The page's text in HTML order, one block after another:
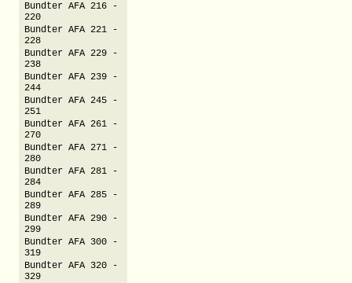
Bundter AFA 216 -
220
Bundter AFA 221 -
228
Bundter AFA 229 -
238
Bundter AFA 239 -
244
Bundter AFA 245 -
251
Bundter AFA 261 -
270
Bundter AFA 271 -
280
Bundter AFA 281 -
284
Bundter AFA 285 -
289
Bundter AFA 290 -
299
Bundter AFA 300 -
319
Bundter AFA 320 -
329